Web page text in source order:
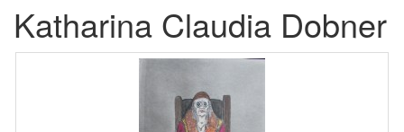
Katharina Claudia Dobner